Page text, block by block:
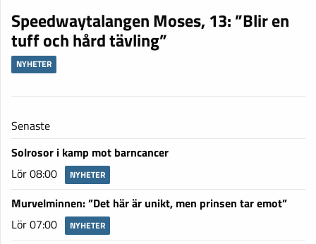
Speedwaytalangen Moses, 13: ”Blir en
tuff och hård tävling”
NYHETER
Senaste
Solrosor i kamp mot barncancer
Lör 08:00
NYHETER
Murvelminnen: ”Det här är unikt, men prinsen tar emot”
Lör 07:00
NYHETER